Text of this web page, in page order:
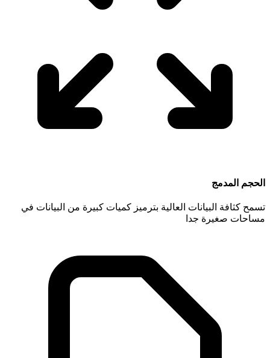
الحجم المدمج
تسمح كثافة البيانات العالية بترميز كميات كبيرة من البيانات في
مساحات صغيرة جدا